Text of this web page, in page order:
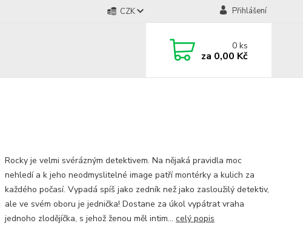
CZK Přihlášení
0ks
za 0,00 Kč
Rocky je velmi svérázným detektivem. Na nějaká pravidla moc
nehledí a k jeho neodmyslitelné image patří montérky a kulich za
každého počasí. Vypadá spíš jako zedník než jako zasloužilý detektiv,
ale ve svém oboru je jednička! Dostane za úkol vypátrat vraha
jednoho zlodějíčka, s jehož ženou měl intim... celý popis